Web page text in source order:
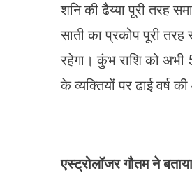
शनि की ढैय्या पूरी तरह
साती का प्रकोप पूरी
रहेगा। कुंभ राशि को अभी
के व्यक्तियों पर ढाई वर्ष
एस्ट्रोलॉजर गौतम ने